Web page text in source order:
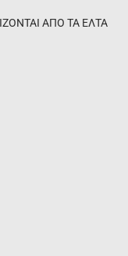
ΑΠΟ ΤΑ ΕΛΤΑ